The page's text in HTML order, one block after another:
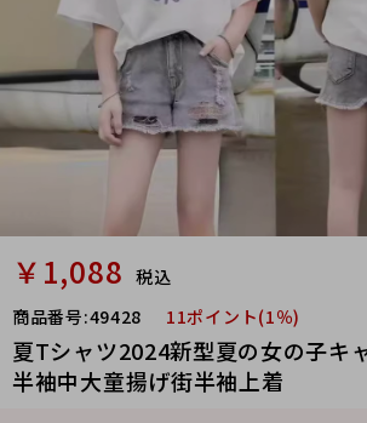
￥1,088 税込
商品番号:49428 11ポイント(1％)
夏Tシャツ2024新型夏の女の子キ
半袖中大童揚げ街半袖上着